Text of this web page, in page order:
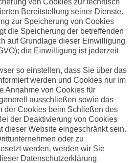
von Cookies zur technisch
Bereitstellung seiner Dienste.
zur Speicherung von Cookies
die Speicherung der betreffenden
auf Grundlage dieser Einwilligung
die Einwilligung ist jederzeit
so einstellen, dass Sie über das
werden und Cookies nur im
Annahme von Cookies für
ausschließen sowie das
der Cookies beim Schließen des
der Deaktivierung von Cookies
dieser Website eingeschränkt sein.
oder zu
werden, werden wir Sie
Datenschutzerklärung